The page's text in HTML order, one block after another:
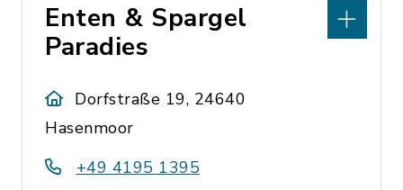
Enten & Spargel
Paradies
Dorfstraße 19, 24640
Hasenmoor
+49 4195 1395